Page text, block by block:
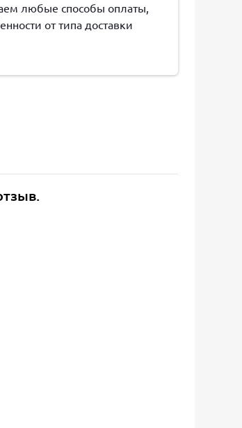
любые способы оплаты,
от типа доставки